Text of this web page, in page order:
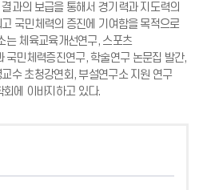
과의 보급을 통해서 경기력과 지도력의
국민체력의 증진에 기여함을 목적으로
체육교육개선연구, 스포츠
국민체력증진연구, 학술연구 논문집 발간,
수 초청강연회, 부설연구소 지원 연구
에 이바지하고 있다.